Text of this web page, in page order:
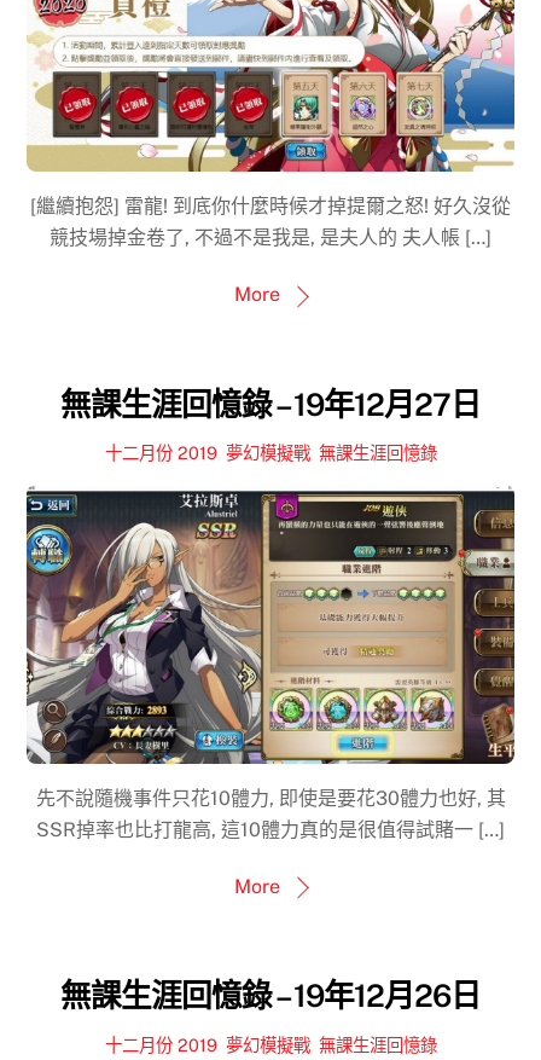
[繼續抱怨] 雷龍! 到底你什麼時候才掉提爾之怒! 好久沒從
競技場掉金卷了, 不過不是我是, 是夫人的 夫人帳 […]
More
無課生涯回憶錄 – 19年12月27日
十二月份 2019, 夢幻模擬戰, 無課生涯回憶錄
先不說隨機事件只花10體力, 即使是要花30體力也好, 其
SSR掉率也比打龍高, 這10體力真的是很值得試賭一 […]
More
無課生涯回憶錄 – 19年12月26日
十二月份 2019, 夢幻模擬戰, 無課生涯回憶錄